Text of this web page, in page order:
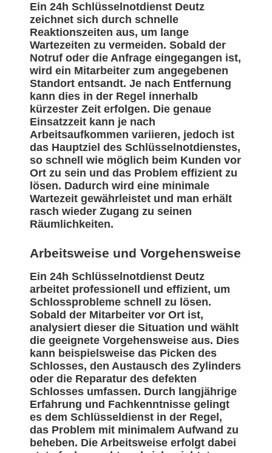
Ein 24h Schlüsselnotdienst Deutz
zeichnet sich durch schnelle
Reaktionszeiten aus, um lange
Wartezeiten zu vermeiden. Sobald der
Notruf oder die Anfrage eingegangen ist,
wird ein Mitarbeiter zum angegebenen
Standort entsandt. Je nach Entfernung
kann dies in der Regel innerhalb
kürzester Zeit erfolgen. Die genaue
Einsatzzeit kann je nach
Arbeitsaufkommen variieren, jedoch ist
das Hauptziel des Schlüsselnotdienstes,
so schnell wie möglich beim Kunden vor
Ort zu sein und das Problem effizient zu
lösen. Dadurch wird eine minimale
Wartezeit gewährleistet und man erhält
rasch wieder Zugang zu seinen
Räumlichkeiten.
Arbeitsweise und Vorgehensweise
Ein 24h Schlüsselnotdienst Deutz
arbeitet professionell und effizient, um
Schlossprobleme schnell zu lösen.
Sobald der Mitarbeiter vor Ort ist,
analysiert dieser die Situation und wählt
die geeignete Vorgehensweise aus. Dies
kann beispielsweise das Picken des
Schlosses, den Austausch des Zylinders
oder die Reparatur des defekten
Schlosses umfassen. Durch langjährige
Erfahrung und Fachkenntnisse gelingt
es dem Schlüsseldienst in der Regel,
das Problem mit minimalem Aufwand zu
beheben. Die Arbeitsweise erfolgt dabei